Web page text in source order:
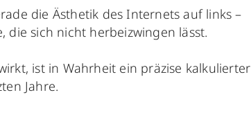
die Ästhetik des Internets auf links –
die sich nicht herbeizwingen lässt.
ist in Wahrheit ein präzise kalkulierter
Jahre.